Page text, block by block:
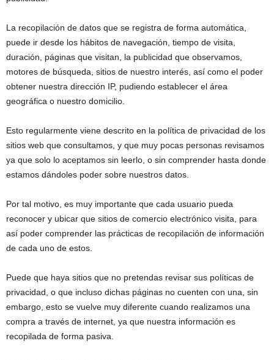
La recopilación de datos que se registra de forma automática,
puede ir desde los hábitos de navegación, tiempo de visita,
duración, páginas que visitan, la publicidad que observamos,
motores de búsqueda, sitios de nuestro interés, así como el poder
obtener nuestra dirección IP, pudiendo establecer el área
geográfica o nuestro domicilio.
Esto regularmente viene descrito en la política de privacidad de los
sitios web que consultamos, y que muy pocas personas revisamos
ya que solo lo aceptamos sin leerlo, o sin comprender hasta donde
estamos dándoles poder sobre nuestros datos.
Por tal motivo, es muy importante que cada usuario pueda
reconocer y ubicar que sitios de comercio electrónico visita, para
así poder comprender las prácticas de recopilación de información
de cada uno de estos.
Puede que haya sitios que no pretendas revisar sus políticas de
privacidad, o que incluso dichas páginas no cuenten con una, sin
embargo, esto se vuelve muy diferente cuando realizamos una
compra a través de internet, ya que nuestra información es
recopilada de forma pasiva.